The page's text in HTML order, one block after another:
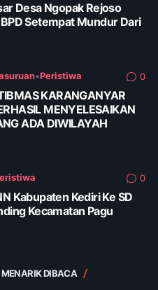
Desa Ngopak Rejoso
Setempat Mundur Dari
•Peristiwa 0
KARANGANYAR
MENYELESAIKAN
ADA DIWILAYAH
0
Kabupaten Kediri Ke SD
Kecamatan Pagu
MENARIK DIBACA